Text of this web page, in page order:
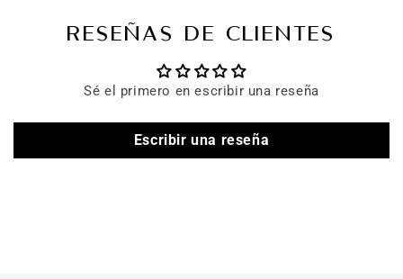
RESEÑAS DE CLIENTES
Sé el primero en escribir una reseña
Escribir una reseña